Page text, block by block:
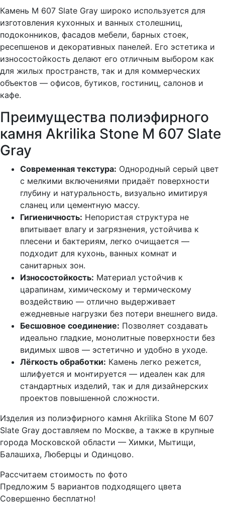
Камень M 607 Slate Gray широко используется для
изготовления кухонных и ванных столешниц,
подоконников, фасадов мебели, барных стоек,
ресепшенов и декоративных панелей. Его эстетика и
износостойкость делают его отличным выбором как
для жилых пространств, так и для коммерческих
объектов — офисов, бутиков, гостиниц, салонов и
кафе.
Преимущества полиэфирного
камня Akrilika Stone M 607 Slate
Gray
Современная текстура: Однородный серый цвет
с мелкими включениями придаёт поверхности
глубину и натуральность, визуально имитируя
сланец или цементную массу.
Гигиеничность: Непористая структура не
впитывает влагу и загрязнения, устойчива к
плесени и бактериям, легко очищается —
подходит для кухонь, ванных комнат и
санитарных зон.
Износостойкость: Материал устойчив к
царапинам, химическому и термическому
воздействию — отлично выдерживает
ежедневные нагрузки без потери внешнего вида.
Бесшовное соединение: Позволяет создавать
идеально гладкие, монолитные поверхности без
видимых швов — эстетично и удобно в уходе.
Лёгкость обработки: Камень легко режется,
шлифуется и монтируется — идеален как для
стандартных изделий, так и для дизайнерских
проектов повышенной сложности.
Изделия из полиэфирного камня Akrilika Stone M 607
Slate Gray доставляем по Москве, а также в крупные
города Московской области — Химки, Мытищи,
Балашиха, Люберцы и Одинцово.
Рассчитаем стоимость по фото
Предложим 5 вариантов подходящего цвета
Совершенно бесплатно!